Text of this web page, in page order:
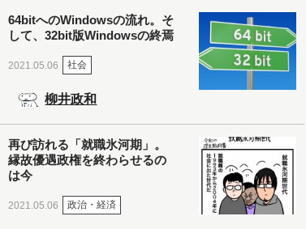
64bitへのWindowsの流れ。そ
して、32bit版Windowsの終焉
2021.05.06 社会
柳井政和
再び訪れる「就職氷河期」。
縁故優遇政権を終わらせるの
は今
2021.05.06 政治・経済